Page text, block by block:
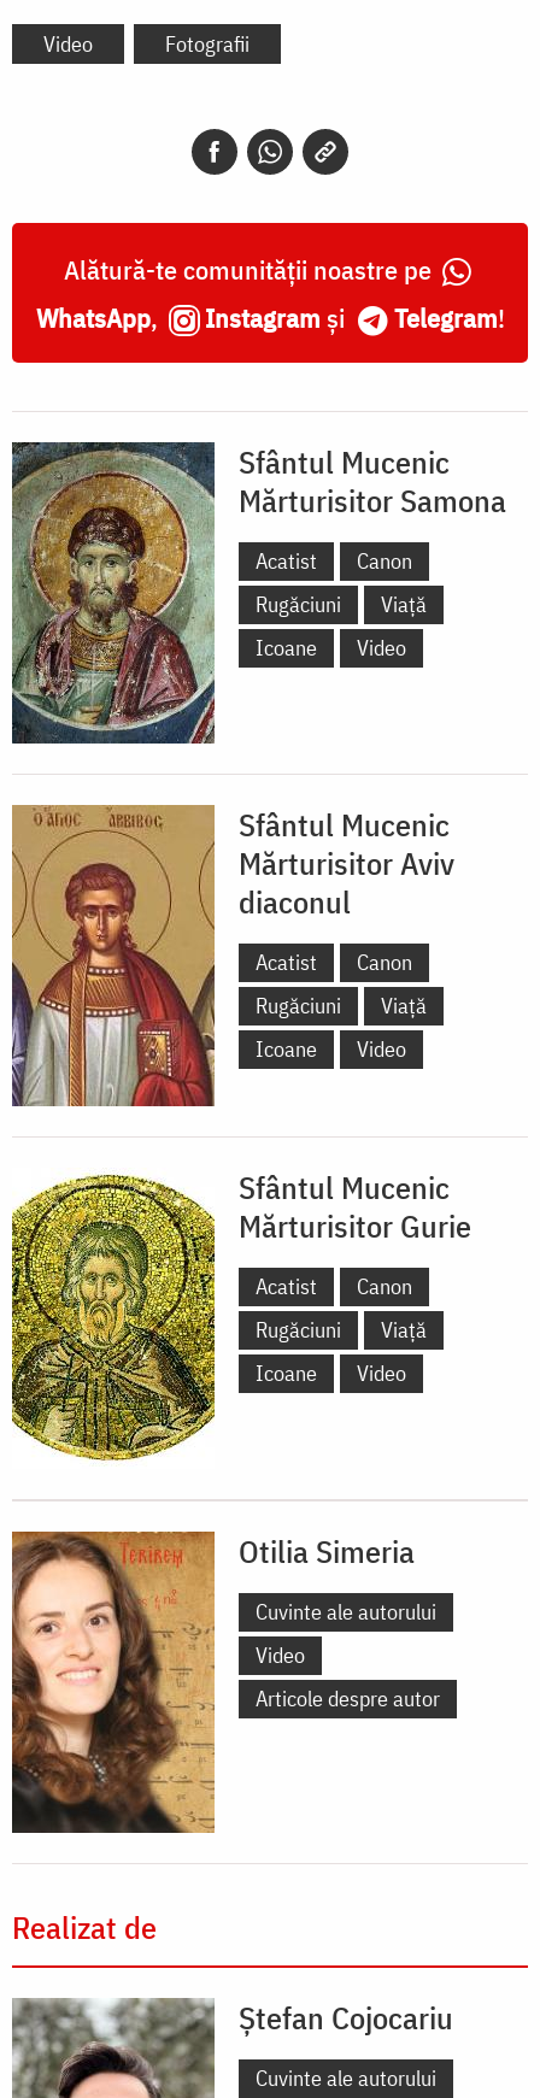
Video Fotografii
Alătură-te comunității noastre pe
WhatsApp, Instagram și Telegram!
Sfântul Mucenic
Mărturisitor Samona
Acatist
Canon
Rugăciuni
Viață
Icoane
Video
Sfântul Mucenic
Mărturisitor Aviv
diaconul
Acatist
Canon
Rugăciuni
Viață
Icoane
Video
Sfântul Mucenic
Mărturisitor Gurie
Acatist
Canon
Rugăciuni
Viață
Icoane
Video
Otilia Simeria
Cuvinte ale autorului
Video
Articole despre autor
Realizat de
Ștefan Cojocariu
Cuvinte ale autorului